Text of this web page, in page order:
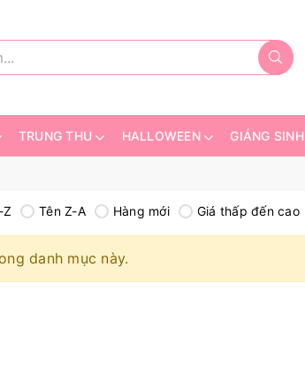
TRUNG THU HALLOWEEN GIÁNG SINH
Z Tên Z-A Hàng mới Giá thấp đến cao
danh mục này.